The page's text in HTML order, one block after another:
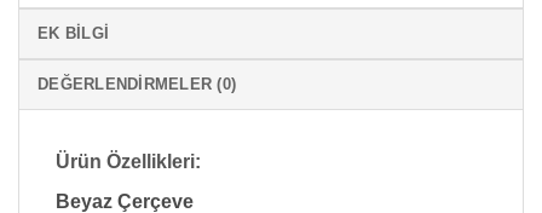
EK BILGI
DEĞERLENDIRMELER (0)
Ürün Özellikleri:
Beyaz Çerçeve